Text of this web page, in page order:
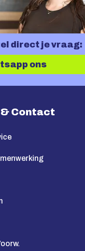
direct je vraag:
ons
Contact